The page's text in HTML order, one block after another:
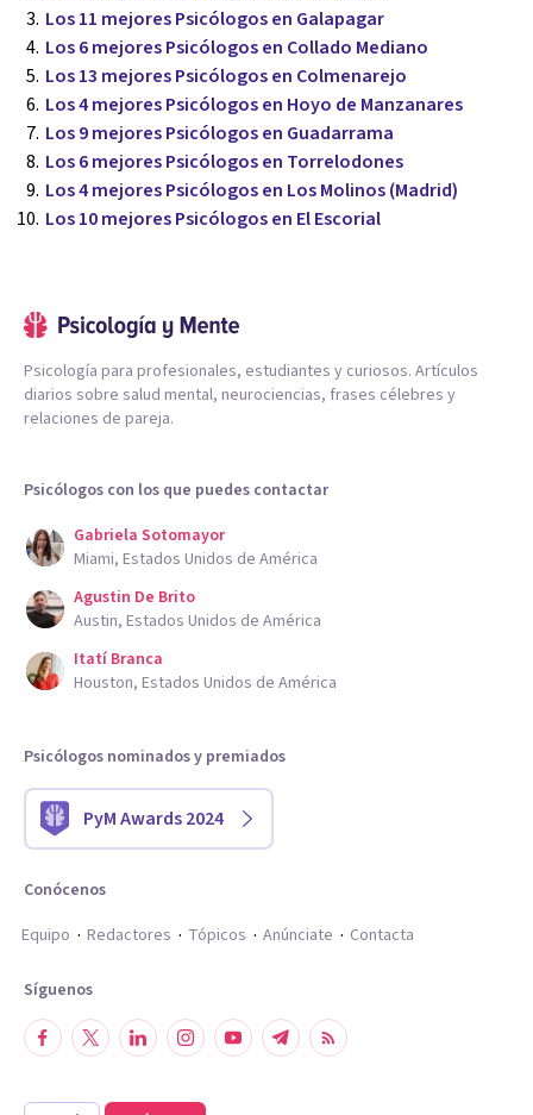
Los 11 mejores Psicólogos en Galapagar
Los 6 mejores Psicólogos en Collado Mediano
Los 13 mejores Psicólogos en Colmenarejo
Los 4 mejores Psicólogos en Hoyo de Manzanares
Los 9 mejores Psicólogos en Guadarrama
Los 6 mejores Psicólogos en Torrelodones
Los 4 mejores Psicólogos en Los Molinos (Madrid)
Los 10 mejores Psicólogos en El Escorial
Psicología para profesionales, estudiantes y curiosos. Artículos
diarios sobre salud mental, neurociencias, frases célebres y
relaciones de pareja.
Psicólogos con los que puedes contactar
Gabriela Sotomayor
Miami, Estados Unidos de América
Agustin De Brito
Austin, Estados Unidos de América
Itatí Branca
Houston, Estados Unidos de América
Psicólogos nominados y premiados
PyM Awards 2024
Conócenos
Equipo
Redactores Tópicos Anúnciate Contacta
Síguenos